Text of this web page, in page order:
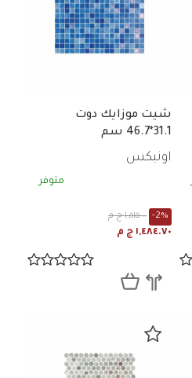
شيت موزايك دوت
31.1*46.7 سم
اونيكس
متوفر
١,٥١٥.٠٠ ج م -2%
١,٤٨٤.٧٠ ج م